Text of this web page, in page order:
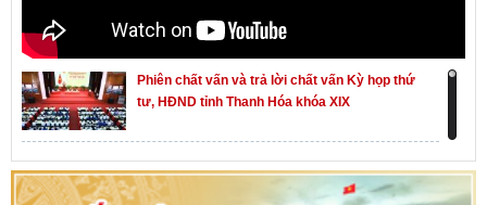
Phiên chất vấn và trả lời chất vấn Kỳ họp thứ
tư, HĐND tỉnh Thanh Hóa khóa XIX
Khai mạc kỳ họp thứ Nhất, Quốc hội khóa XVI